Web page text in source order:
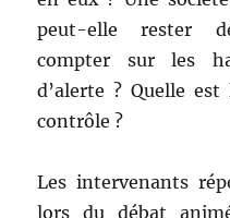
peut-elle rester
compter sur les
d’alerte ? Quelle
contrôle ?
Les intervenants
lors du débat